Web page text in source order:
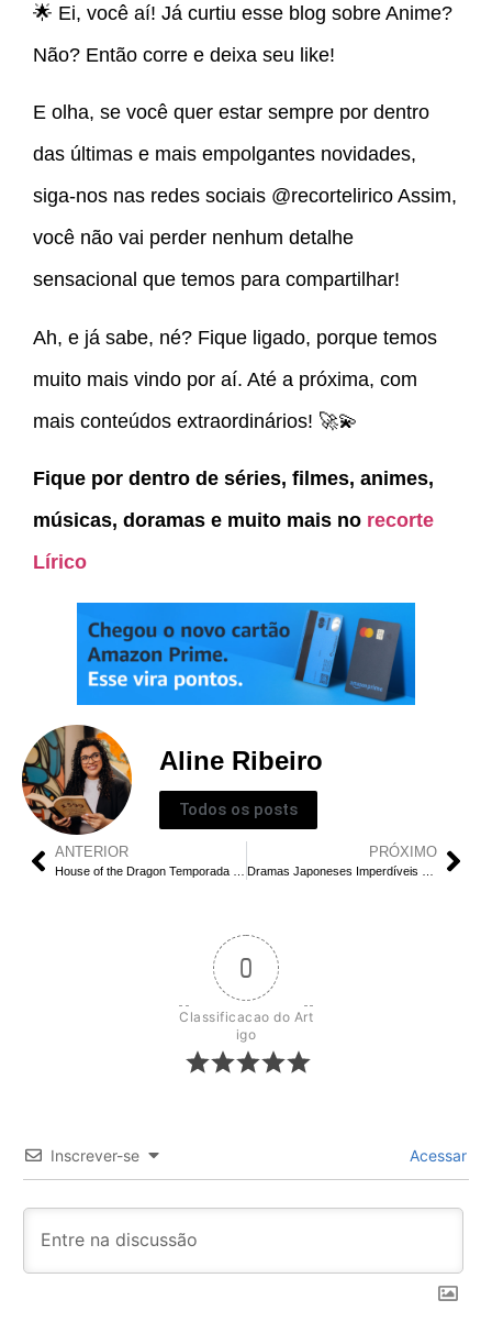
🌟 Ei, você aí! Já curtiu esse blog sobre Anime?
Não? Então corre e deixa seu like!
E olha, se você quer estar sempre por dentro
das últimas e mais empolgantes novidades,
siga-nos nas redes sociais @recortelirico Assim,
você não vai perder nenhum detalhe
sensacional que temos para compartilhar!
Ah, e já sabe, né? Fique ligado, porque temos
muito mais vindo por aí. Até a próxima, com
mais conteúdos extraordinários! 🚀💫
Fique por dentro de séries, filmes, animes,
músicas, doramas e muito mais no recorte
Lírico
Aline Ribeiro
Todos os posts
ANTERIOR PRÓXIMO
0
Classificacao do Art
igo
Inscrever-se Acessar